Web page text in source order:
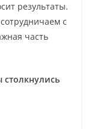
результаты.
с
часть